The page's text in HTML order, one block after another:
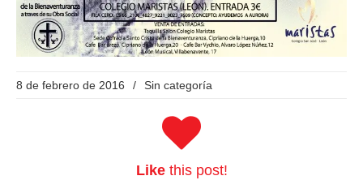
8 de febrero de 2016 / Sin categoría
Likethis post!